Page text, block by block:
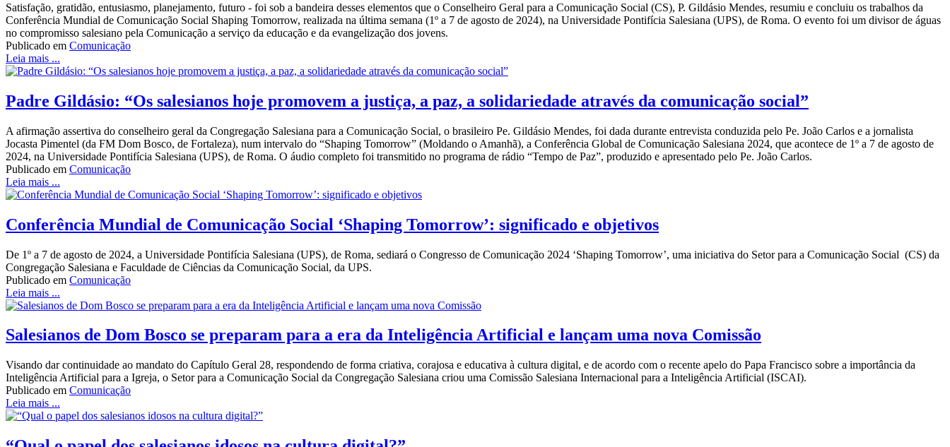
Satisfação, gratidão, entusiasmo, planejamento, futuro - foi sob a bandeira desses elementos que o Conselheiro Geral para a Comunicação Social (CS), P. Gildásio Mendes, resumiu e concluiu os trabalhos da
Conferência Mundial de Comunicação Social Shaping Tomorrow, realizada na última semana (1º a 7 de agosto de 2024), na Universidade Pontifícia Salesiana (UPS), de Roma. O evento foi um divisor de águas
no compromisso salesiano pela Comunicação a serviço da educação e da evangelização dos jovens.
Publicado em Comunicação
Leia mais ...
Padre Gildásio: “Os salesianos hoje promovem a justiça, a paz, a solidariedade através da comunicação social”
A afirmação assertiva do conselheiro geral da Congregação Salesiana para a Comunicação Social, o brasileiro Pe. Gildásio Mendes, foi dada durante entrevista conduzida pelo Pe. João Carlos e a jornalista
Jocasta Pimentel (da FM Dom Bosco, de Fortaleza), num intervalo do “Shaping Tomorrow” (Moldando o Amanhã), a Conferência Global de Comunicação Salesiana 2024, que acontece de 1º a 7 de agosto de
2024, na Universidade Pontifícia Salesiana (UPS), de Roma. O áudio completo foi transmitido no programa de rádio “Tempo de Paz”, produzido e apresentado pelo Pe. João Carlos.
Publicado em Comunicação
Leia mais ...
Conferência Mundial de Comunicação Social ‘Shaping Tomorrow’: significado e objetivos
De 1º a 7 de agosto de 2024, a Universidade Pontifícia Salesiana (UPS), de Roma, sediará o Congresso de Comunicação 2024 ‘Shaping Tomorrow’, uma iniciativa do Setor para a Comunicação Social (CS) da
Congregação Salesiana e Faculdade de Ciências da Comunicação Social, da UPS.
Publicado em Comunicação
Leia mais ...
Salesianos de Dom Bosco se preparam para a era da Inteligência Artificial e lançam uma nova Comissão
Visando dar continuidade ao mandato do Capítulo Geral 28, respondendo de forma criativa, corajosa e educativa à cultura digital, e de acordo com o recente apelo do Papa Francisco sobre a importância da
Inteligência Artificial para a Igreja, o Setor para a Comunicação Social da Congregação Salesiana criou uma Comissão Salesiana Internacional para a Inteligência Artificial (ISCAI).
Publicado em Comunicação
Leia mais ...